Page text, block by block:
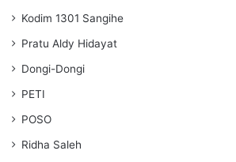
Kodim 1301 Sangihe
Pratu Aldy Hidayat
Dongi-Dongi
PETI
POSO
Ridha Saleh